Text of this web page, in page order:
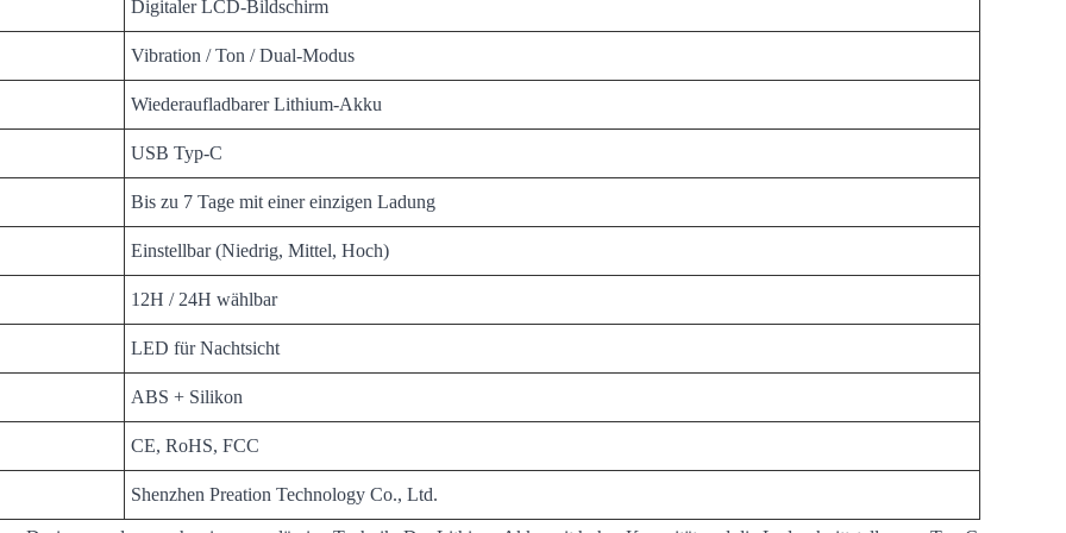
Digitaler LCD-Bildschirm
Vibration / Ton / Dual-Modus
Wiederaufladbarer Lithium-Akku
USB Typ-C
Bis zu 7 Tage mit einer einzigen Ladung
Einstellbar (Niedrig, Mittel, Hoch)
12H / 24H wählbar
LED für Nachtsicht
ABS + Silikon
CE, RoHS, FCC
Shenzhen Preation Technology Co., Ltd.